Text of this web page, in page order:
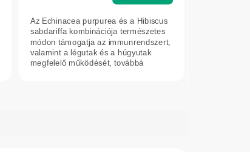
Az Echinacea purpurea és a Hibiscus
sabdariffa kombinációja természetes
módon támogatja az immunrendszert,
valamint a légutak és a húgyutak
megfelelő működését, továbbá